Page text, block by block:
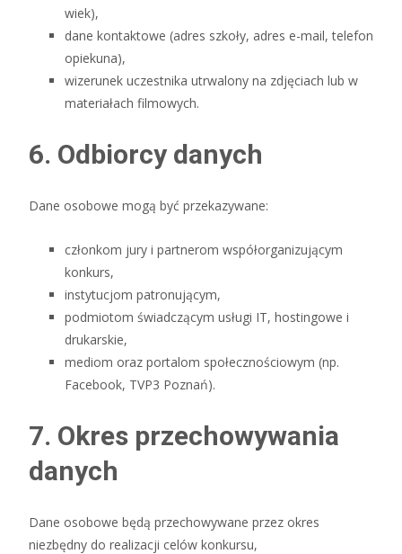
wiek),
dane kontaktowe (adres szkoły, adres e-mail, telefon
opiekuna),
wizerunek uczestnika utrwalony na zdjęciach lub w
materiałach filmowych.
6. Odbiorcy danych
Dane osobowe mogą być przekazywane:
członkom jury i partnerom współorganizującym
konkurs,
instytucjom patronującym,
podmiotom świadczącym usługi IT, hostingowe i
drukarskie,
mediom oraz portalom społecznościowym (np.
Facebook, TVP3 Poznań).
7. Okres przechowywania
danych
Dane osobowe będą przechowywane przez okres
niezbędny do realizacji celów konkursu,